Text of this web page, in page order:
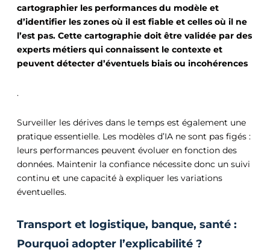
cartographier les performances du modèle et
d’identifier les zones où il est fiable et celles où il ne
l’est pas. Cette cartographie doit être validée par des
experts métiers qui connaissent le contexte et
peuvent détecter d’éventuels biais ou incohérences
.
Surveiller les dérives dans le temps est également une
pratique essentielle. Les modèles d’IA ne sont pas figés :
leurs performances peuvent évoluer en fonction des
données. Maintenir la confiance nécessite donc un suivi
continu et une capacité à expliquer les variations
éventuelles.
Transport et logistique, banque, santé :
Pourquoi adopter l’explicabilité ?